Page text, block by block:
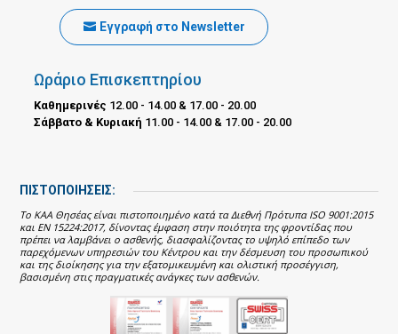
Εγγραφή στο Newsletter
Ωράριο Επισκεπτηρίου
Καθημερινές 12.00 - 14.00 & 17.00 - 20.00
Σάββατο & Κυριακή 11.00 - 14.00 & 17.00 - 20.00
ΠΙΣΤΟΠΟΙΗΣΕΙΣ:
Το ΚΑΑ Θησέας είναι πιστοποιημένο κατά τα Διεθνή Πρότυπα ISO 9001:2015
και EN 15224:2017, δίνοντας έμφαση στην ποιότητα της φροντίδας που
πρέπει να λαμβάνει ο ασθενής, διασφαλίζοντας το υψηλό επίπεδο των
παρεχόμενων υπηρεσιών του Κέντρου και την δέσμευση του προσωπικού
και της διοίκησης για την εξατομικευμένη και ολιστική προσέγγιση,
βασισμένη στις πραγματικές ανάγκες των ασθενών.